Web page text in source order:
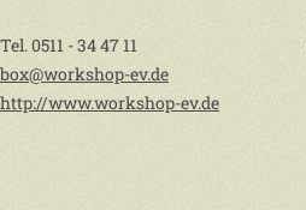
Tel. 0511 - 34 47 11
box@workshop-ev.de
http://www.workshop-ev.de